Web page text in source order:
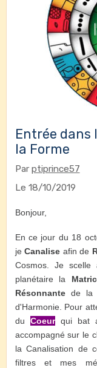
Entrée dans
la Forme
Par ptiprince57
Le 18/10/2019
Bonjour,
En ce jour du 18
je Canalise afin de
Cosmos. Je
planétaire la
Résonnantede la
d'Harmonie. Pour
du
Coeurqui bat
accompagné sur le
la Canalisation de
filtres et mes